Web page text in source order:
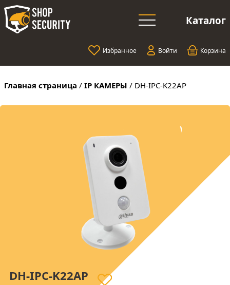
Каталог
Избранное Войти Корзина
Главная страница / IP КАМЕРЫ / DH-IPC-K22AP
DH-IPC-K22AP